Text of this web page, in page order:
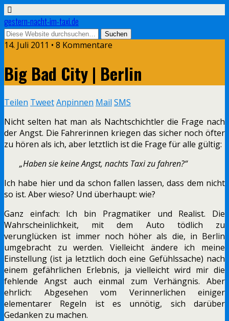
gestern-nacht-im-taxi.de
14. Juli 2011 • 8 Kommentare
Big Bad City | Berlin
Teilen TweetAnpinnen Mail SMS
Nicht selten hat man als Nachtschichtler die Frage nach
der Angst. Die Fahrerinnen kriegen das sicher noch öfter
zu hören als ich, aber letztlich ist die Frage für alle gültig:
„Haben sie keine Angst, nachts Taxi zu fahren?“
Ich habe hier und da schon fallen lassen, dass dem nicht
so ist. Aber wieso? Und überhaupt: wie?
Ganz einfach: Ich bin Pragmatiker und Realist. Die
Wahrscheinlichkeit, mit dem Auto tödlich zu
verunglücken ist immer noch höher als die, in Berlin
umgebracht zu werden. Vielleicht ändere ich meine
Einstellung (ist ja letztlich doch eine Gefühlssache) nach
einem gefährlichen Erlebnis, ja vielleicht wird mir die
fehlende Angst auch einmal zum Verhängnis. Aber
ehrlich: Abgesehen vom Verinnerlichen einiger
elementarer Regeln ist es unnötig, sich darüber
Gedanken zu machen.